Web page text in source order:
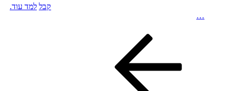
קבל למד עוד.
…